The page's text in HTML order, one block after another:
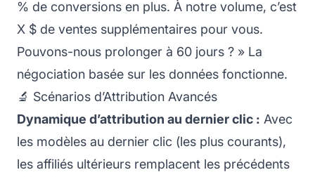
% de conversions en plus. À notre volume, c’est
X $ de ventes supplémentaires pour vous.
Pouvons-nous prolonger à 60 jours ? » La
négociation basée sur les données fonctionne.
🔬 Scénarios d’Attribution Avancés
Dynamique d’attribution au dernier clic : Avec
les modèles au dernier clic (les plus courants),
les affiliés ultérieurs remplacent les précédents